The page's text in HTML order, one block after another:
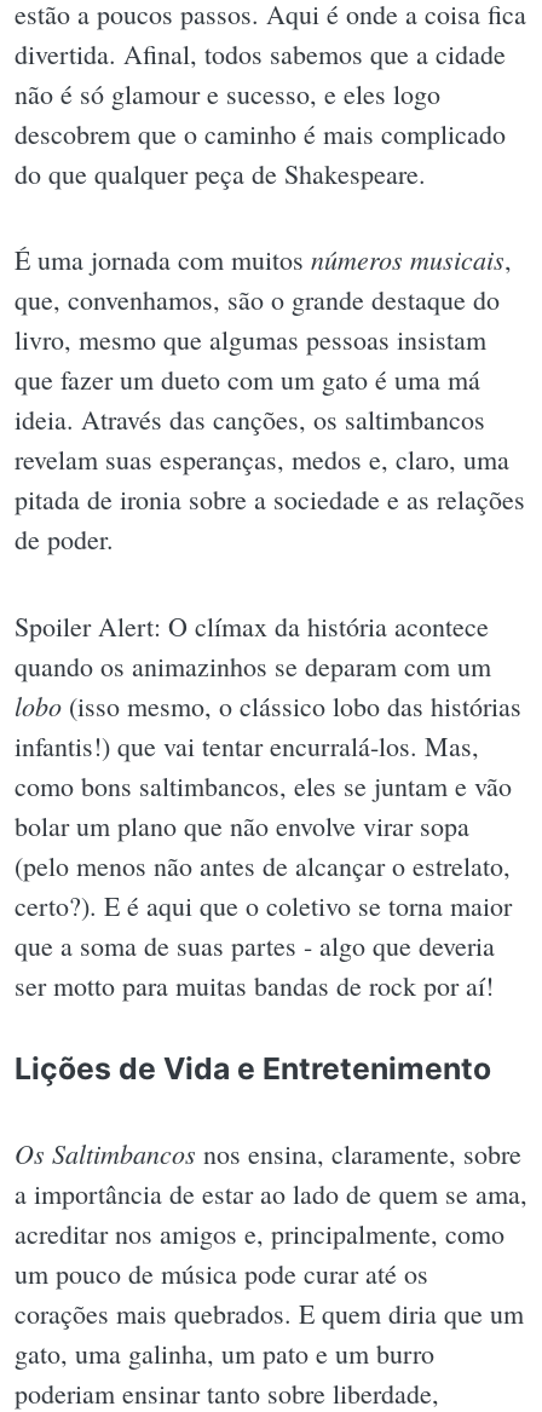
estão a poucos passos. Aqui é onde a coisa fica
divertida. Afinal, todos sabemos que a cidade
não é só glamour e sucesso, e eles logo
descobrem que o caminho é mais complicado
do que qualquer peça de Shakespeare.
É uma jornada com muitos números musicais,
que, convenhamos, são o grande destaque do
livro, mesmo que algumas pessoas insistam
que fazer um dueto com um gato é uma má
ideia. Através das canções, os saltimbancos
revelam suas esperanças, medos e, claro, uma
pitada de ironia sobre a sociedade e as relações
de poder.
Spoiler Alert: O clímax da história acontece
quando os animazinhos se deparam com um
lobo (isso mesmo, o clássico lobo das histórias
infantis!) que vai tentar encurralá-los. Mas,
como bons saltimbancos, eles se juntam e vão
bolar um plano que não envolve virar sopa
(pelo menos não antes de alcançar o estrelato,
certo?). E é aqui que o coletivo se torna maior
que a soma de suas partes - algo que deveria
ser motto para muitas bandas de rock por aí!
Lições de Vida e Entretenimento
Os Saltimbancos nos ensina, claramente, sobre
a importância de estar ao lado de quem se ama,
acreditar nos amigos e, principalmente, como
um pouco de música pode curar até os
corações mais quebrados. E quem diria que um
gato, uma galinha, um pato e um burro
poderiam ensinar tanto sobre liberdade,